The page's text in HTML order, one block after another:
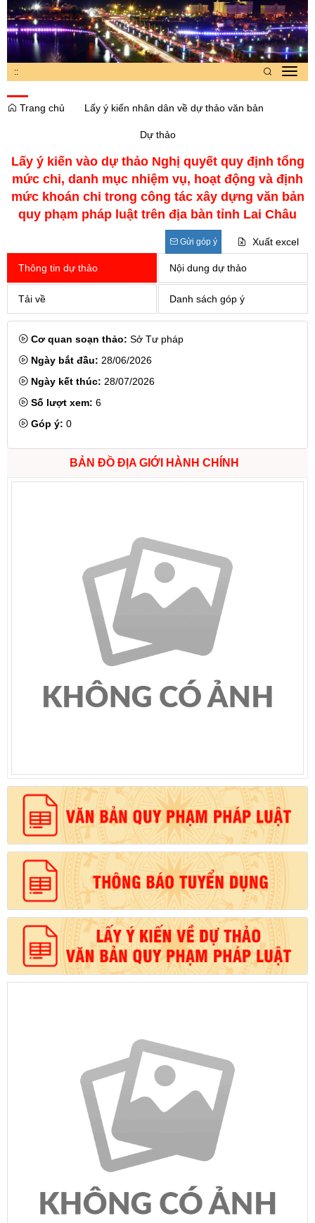
::
Trang chủ
Lấy ý kiến nhân dân về dự thảo văn bản
Dự thảo
Lấy ý kiến vào dự thảo Nghị quyết quy định tổng
mức chi, danh mục nhiệm vụ, hoạt động và định
mức khoán chi trong công tác xây dựng văn bản
quy phạm pháp luật trên địa bàn tỉnh Lai Châu
Thông tin dự thảo Nội dung dự thảo
Tải về Danh sách góp ý
Cơ quan soạn thảo: Sở Tư pháp
Ngày bắt đầu: 28/06/2026
Ngày kết thúc: 28/07/2026
Số lượt xem: 6
Góp ý: 0
Gửi góp ý Xuất excel
BẢN ĐỒ ĐỊA GIỚI HÀNH CHÍNH